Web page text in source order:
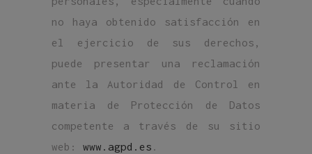
no haya obtenido satisfacción en
el ejercicio de sus derechos,
puede presentar una reclamación
ante la Autoridad de Control en
materia de Protección de Datos
competente a través de su sitio
web: www.agpd.es .